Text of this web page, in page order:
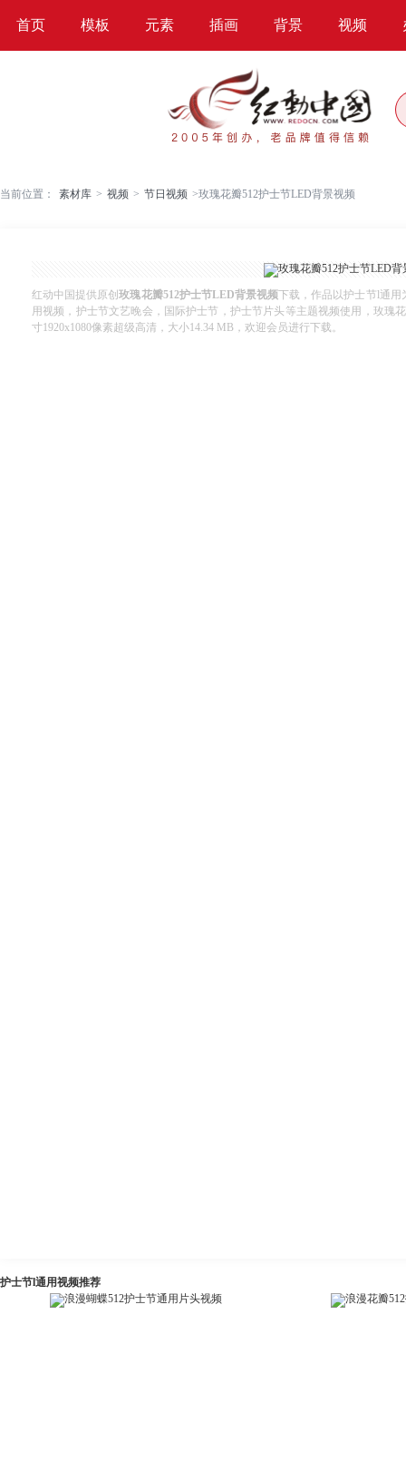
首页 模板 元素 插画 背景 视频
当前位置： 素材库 > 视频 > 节日视频 >玫瑰花瓣512护士节LED背景视频
红动中国提供原创玫瑰花瓣512护士节LED背景视频下载，作品以护士节l通用
用视频，护士节文艺晚会，国际护士节，护士节片头等主题视频使用，玫瑰
寸1920x1080像素超级高清，大小14.34 MB，欢迎会员进行下载。
护士节l通用视频推荐